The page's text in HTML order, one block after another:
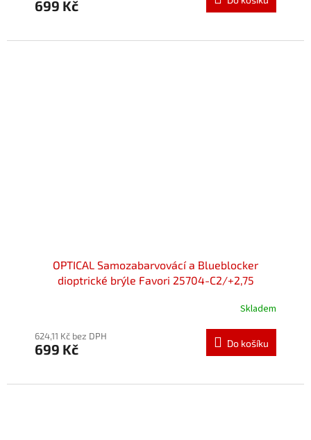
699 Kč
OPTICAL Samozabarvovácí a Blueblocker
dioptrické brýle Favori 25704-C2/+2,75
Skladem
624,11 Kč bez DPH
699 Kč Do košíku